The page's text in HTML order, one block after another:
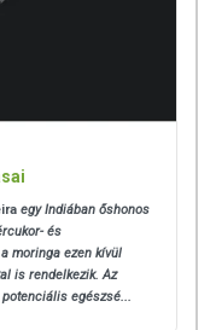
egy Indiában őshonos
és
moringa ezen kívül
is rendelkezik. Az
egészsé...